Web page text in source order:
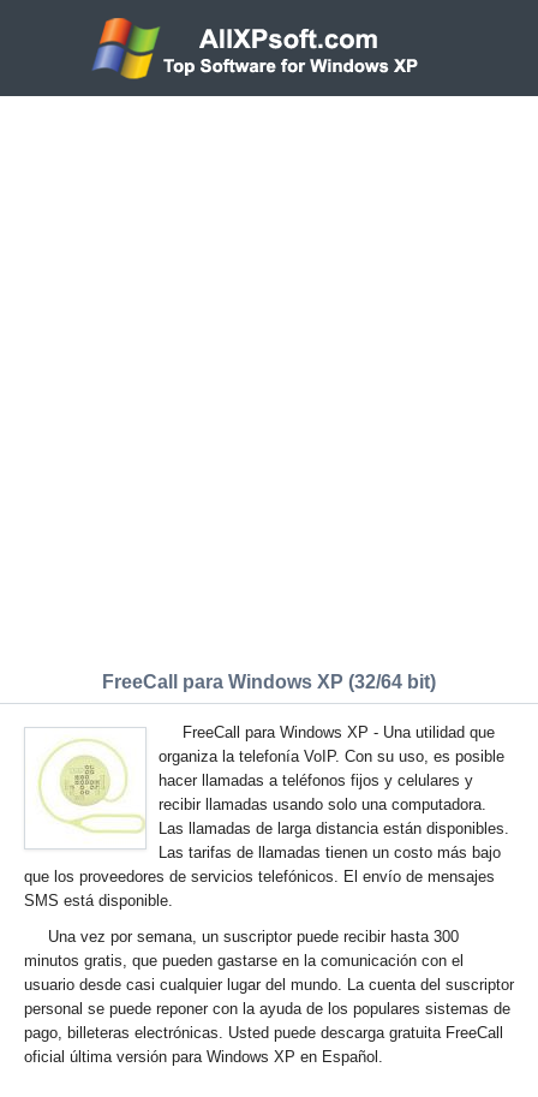
FreeCall para Windows XP (32/64 bit)
FreeCall para Windows XP - Una utilidad que
organiza la telefonía VoIP. Con su uso, es posible
hacer llamadas a teléfonos fijos y celulares y
recibir llamadas usando solo una computadora.
Las llamadas de larga distancia están disponibles.
Las tarifas de llamadas tienen un costo más bajo
que los proveedores de servicios telefónicos. El envío de mensajes
SMS está disponible.
Una vez por semana, un suscriptor puede recibir hasta 300
minutos gratis, que pueden gastarse en la comunicación con el
usuario desde casi cualquier lugar del mundo. La cuenta del suscriptor
personal se puede reponer con la ayuda de los populares sistemas de
pago, billeteras electrónicas. Usted puede descarga gratuita FreeCall
oficial última versión para Windows XP en Español.